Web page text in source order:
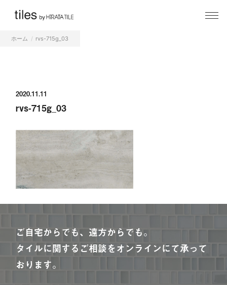
ホーム rvs-715g_03
2020.11.11
rvs-715g_03
ご自宅からでも、遠方からでも。
タイルに関するご相談をオンラインにて承って
おります。